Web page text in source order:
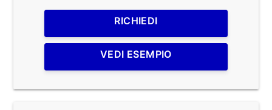
RICHIEDI
VEDI ESEMPIO